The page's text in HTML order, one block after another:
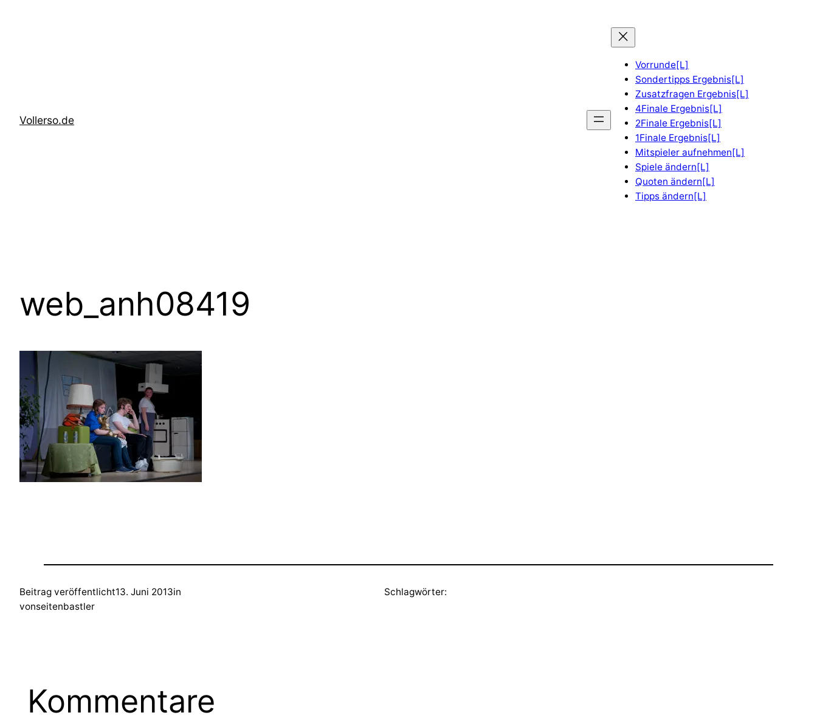
Vollerso.de
Vorrunde[L]
Sondertipps Ergebnis[L]
Zusatzfragen Ergebnis[L]
4Finale Ergebnis[L]
2Finale Ergebnis[L]
1Finale Ergebnis[L]
Mitspieler aufnehmen[L]
Spiele ändern[L]
Quoten ändern[L]
Tipps ändern[L]
web_anh08419
Beitrag veröffentlicht13. Juni 2013in
vonseitenbastler
Schlagwörter:
Kommentare